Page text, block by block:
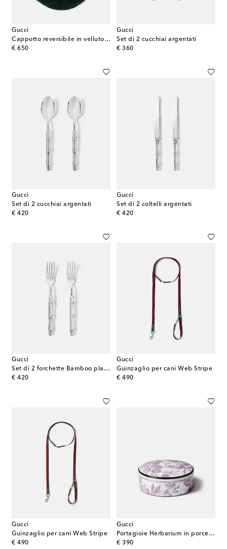
Gucci
Cappotto reversibile in velluto a coste
€ 650
original price
Gucci
Set di 2 cucchiai argentati
€ 360
original price
Gucci
Set di 2 cucchiai argentati
€ 420
original price
Gucci
Set di 2 coltelli argentati
€ 420
original price
Gucci
Set di 2 forchette Bamboo placcate in argento
€ 420
original price
Gucci
Guinzaglio per cani Web Stripe
€ 490
original price
Gucci
Guinzaglio per cani Web Stripe
€ 490
original price
Gucci
Portagioie Herbarium in porcellana
€ 390
original price